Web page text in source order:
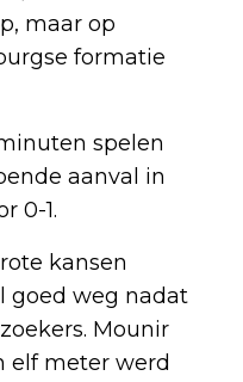
maar op
formatie
spelen
aanval in
0-1.
kansen
goed weg nadat
Mounir
elf meter werd